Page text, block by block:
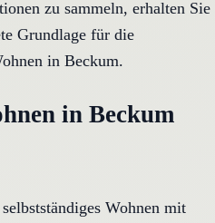
zu sammeln, erhalten Sie
Grundlage für die
in Beckum.
in Beckum
Wohnen mit